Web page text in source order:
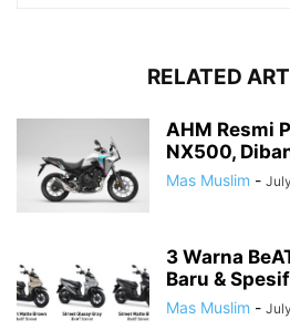
RELATED
AHM Resmi
NX500,
Mas Muslim -
3 Warna
Baru &
Mas Muslim -